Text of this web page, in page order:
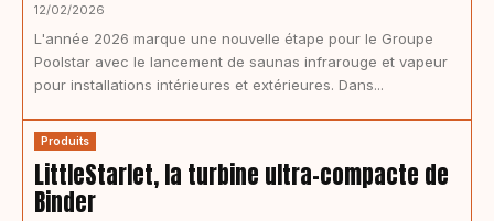
12/02/2026
L'année 2026 marque une nouvelle étape pour le Groupe
Poolstar avec le lancement de saunas infrarouge et vapeur
pour installations intérieures et extérieures. Dans...
Produits
LittleStarlet, la turbine ultra-compacte de
Binder